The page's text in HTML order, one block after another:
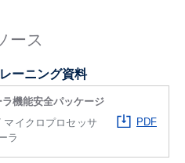
ース
ーニング資料
機能安全パッケージ
イクロプロセッサ
ラ
PDF